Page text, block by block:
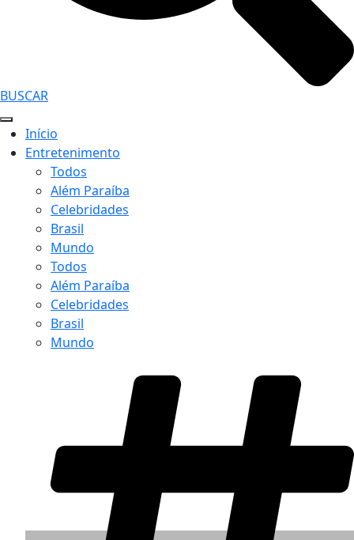
BUSCAR
Início
Entretenimento
Todos
Além Paraíba
Celebridades
Brasil
Mundo
Todos
Além Paraíba
Celebridades
Brasil
Mundo